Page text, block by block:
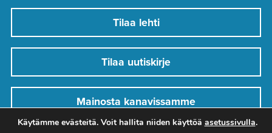
Tilaa lehti
Tilaa uutiskirje
Mainosta kanavissamme
Käytämme evästeitä. Voit hallita niiden käyttöä asetussivulla.